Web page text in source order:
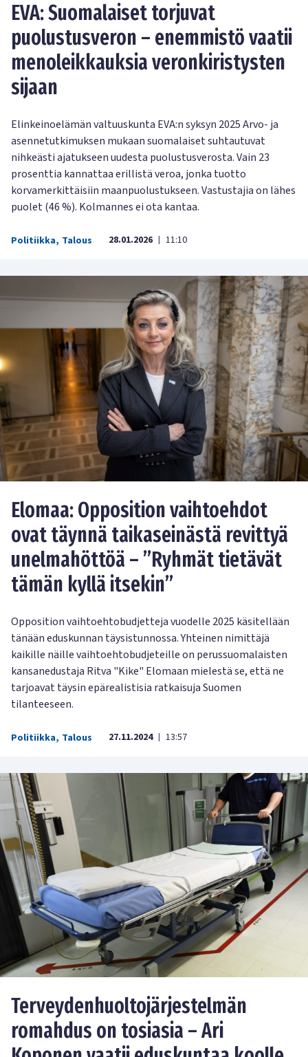
EVA: Suomalaiset torjuvat
puolustusveron – enemmistö vaatii
menoleikkauksia veronkiristysten
sijaan
Elinkeinoelämän valtuuskunta EVA:n syksyn 2025 Arvo- ja
asennetutkimuksen mukaan suomalaiset suhtautuvat
nihkeästi ajatukseen uudesta puolustusverosta. Vain 23
prosenttia kannattaa erillistä veroa, jonka tuotto
korvamerkittäisiin maanpuolustukseen. Vastustajia on lähes
puolet (46 %). Kolmannes ei ota kantaa.
Politiikka, Talous 28.01.2026 | 11:10
Elomaa: Opposition vaihtoehdot
ovat täynnä taikaseinästä revittyä
unelmahöttöä – ”Ryhmät tietävät
tämän kyllä itsekin”
Opposition vaihtoehtobudjetteja vuodelle 2025 käsitellään
tänään eduskunnan täysistunnossa. Yhteinen nimittäjä
kaikille näille vaihtoehtobudjeteille on perussuomalaisten
kansanedustaja Ritva "Kike" Elomaan mielestä se, että ne
tarjoavat täysin epärealistisia ratkaisuja Suomen
tilanteeseen.
Politiikka, Talous 27.11.2024 | 13:57
Terveydenhuoltojärjestelmän
romahdus on tosiasia – Ari